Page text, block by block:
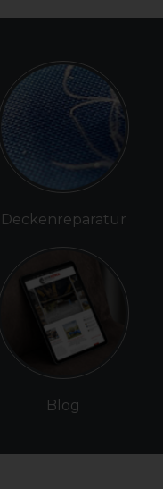
Deckenreparatur
Blog